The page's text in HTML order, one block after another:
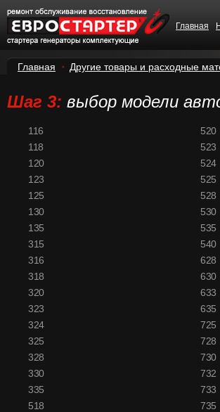
Главная
Главная Другие товары и расходные
Шаг 3: выбор модели
116
118
120
123
125
130
135
315
316
318
320
323
324
325
328
330
335
518
520
523
524
525
528
530
535
540
628
630
633
635
725
728
730
732
733
735